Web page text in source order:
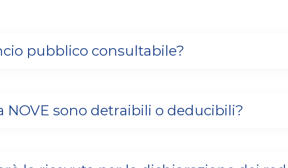
pubblico consultabile?
NOVE sono detraibili o deducibili?